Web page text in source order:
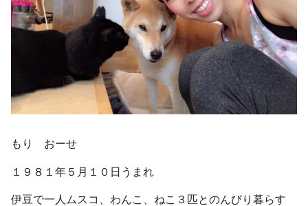
もり おーせ
１９８１年５月１０日うまれ
伊豆で一人ムスコ、わんこ、ねこ３匹とのんびり暮らす